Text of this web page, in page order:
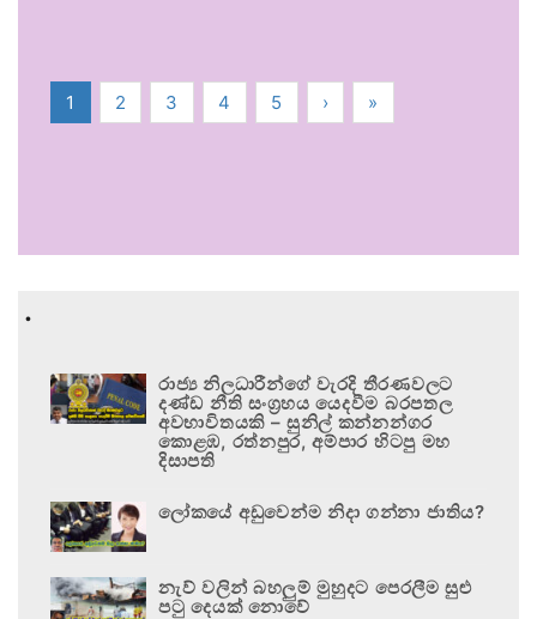
1 2 3 4 5 › »
.
රාජ්‍ය නිලධාරීන්ගේ වැරදි තීරණවලට
දණ්ඩ නීති සංග්‍රහය යෙදවීම බරපතල
අවභාවිතයකි – සුනිල් කන්නන්ගර
කොළඹ, රත්නපුර, අම්පාර හිටපු මහ
දිසාපති
ලෝකයේ අඩුවෙන්ම නිදා ගන්නා ජාතිය?
නැව් වලින් බහලුම් මුහුදට පෙරලීම සුළු
පටු දෙයක් නොවේ